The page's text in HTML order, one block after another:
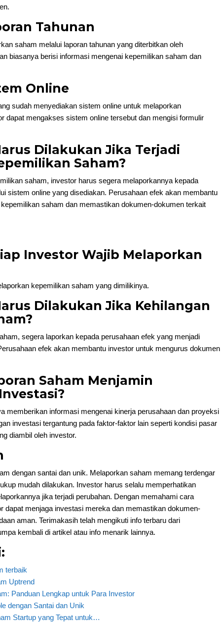
Tahunan
saham melalui laporan tahunan yang diterbitkan oleh
biasanya berisi informasi mengenai kepemilikan saham dan
Online
sudah menyediakan sistem online untuk melaporkan
dapat mengakses sistem online tersebut dan mengisi formulir
Dilakukan Jika Terjadi
Saham?
saham, investor harus segera melaporkannya kepada
sistem online yang disediakan. Perusahaan efek akan membantu
saham dan memastikan dokumen-dokumen terkait
Investor Wajib Melaporkan
kepemilikan saham yang dimilikinya.
Dilakukan Jika Kehilangan
segera laporkan kepada perusahaan efek yang menjadi
efek akan membantu investor untuk mengurus dokumen
Saham Menjamin
memberikan informasi mengenai kinerja perusahaan dan proyeksi
investasi tergantung pada faktor-faktor lain seperti kondisi pasar
diambil oleh investor.
dengan santai dan unik. Melaporkan saham memang terdengar
mudah dilakukan. Investor harus selalu memperhatikan
jika terjadi perubahan. Dengan memahami cara
dapat menjaga investasi mereka dan memastikan dokumen-
aman. Terimakasih telah mengikuti info terbaru dari
kembali di artikel atau info menarik lainnya.
terbaik
Uptrend
Panduan Lengkap untuk Para Investor
dengan Santai dan Unik
Startup yang Tepat untuk…